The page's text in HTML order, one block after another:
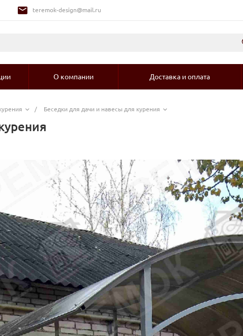
teremok-design@mail.ru
О компании Доставка и оплата
/ Беседки для дачи и навесы для курения